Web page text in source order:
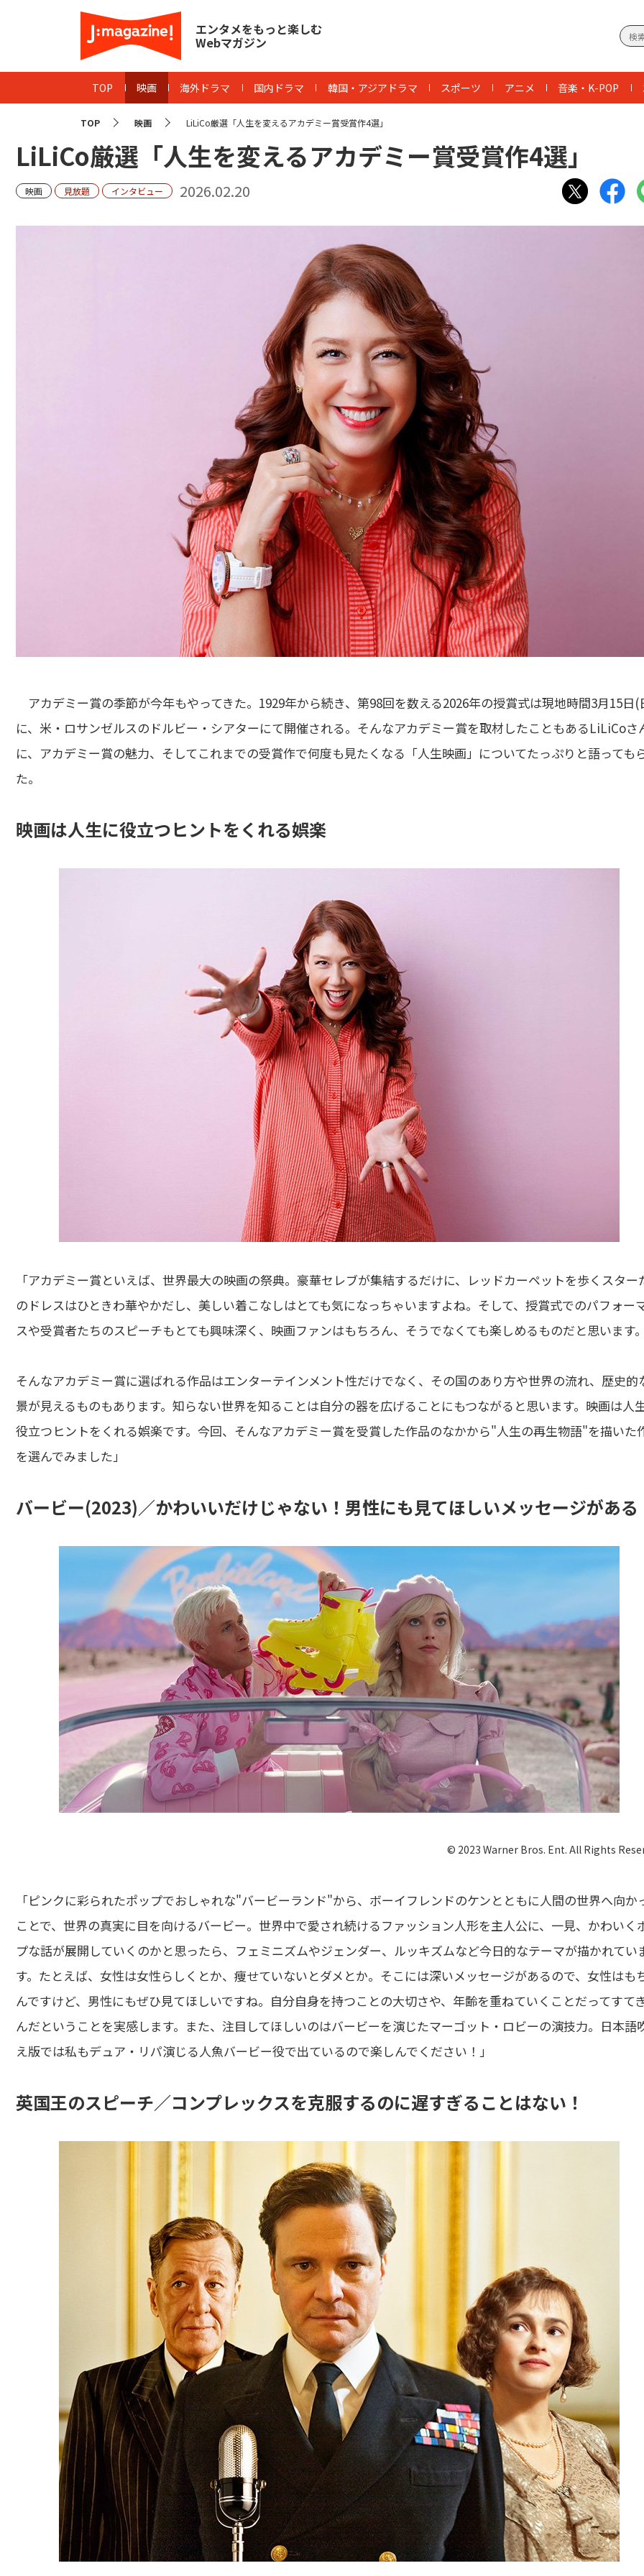
エンタメをもっと楽しむ
Webマガジン
TOP 映画 海外ドラマ 国内ドラマ 韓国・アジアドラマ スポーツ アニメ 音楽・K-POP
TOP 映画 LiLiCo厳選「人生を変えるアカデミー賞受賞作4選」
LiLiCo厳選「人生を変えるアカデミー賞受賞作4選」
映画 見放題 インタビュー 2026.02.20
アカデミー賞の季節が今年もやってきた。1929年から続き、第98回を数える2026年の授賞式は現地時間3月15日(
に、米・ロサンゼルスのドルビー・シアターにて開催される。そんなアカデミー賞を取材したこともあるLiLiCoさ
に、アカデミー賞の魅力、そしてこれまでの受賞作で何度も見たくなる「人生映画」についてたっぷりと語っても
た。
映画は人生に役立つヒントをくれる娯楽
「アカデミー賞といえば、世界最大の映画の祭典。豪華セレブが集結するだけに、レッドカーペットを歩くスター
のドレスはひときわ華やかだし、美しい着こなしはとても気になっちゃいますよね。そして、授賞式でのパフォー
スや受賞者たちのスピーチもとても興味深く、映画ファンはもちろん、そうでなくても楽しめるものだと思います
そんなアカデミー賞に選ばれる作品はエンターテインメント性だけでなく、その国のあり方や世界の流れ、歴史的
景が見えるものもあります。知らない世界を知ることは自分の器を広げることにもつながると思います。映画は人
役立つヒントをくれる娯楽です。今回、そんなアカデミー賞を受賞した作品のなかから"人生の再生物語"を描いた
を選んでみました」
バービー(2023)／かわいいだけじゃない！男性にも見てほしいメッセージがある
© 2023 Warner Bros. Ent. All Rights
「ピンクに彩られたポップでおしゃれな"バービーランド"から、ボーイフレンドのケンとともに人間の世界へ向か
ことで、世界の真実に目を向けるバービー。世界中で愛され続けるファッション人形を主人公に、一見、かわいく
プな話が展開していくのかと思ったら、フェミニズムやジェンダー、ルッキズムなど今日的なテーマが描かれてい
す。たとえば、女性は女性らしくとか、痩せていないとダメとか。そこには深いメッセージがあるので、女性はも
んですけど、男性にもぜひ見てほしいですね。自分自身を持つことの大切さや、年齢を重ねていくことだってすて
んだということを実感します。また、注目してほしいのはバービーを演じたマーゴット・ロビーの演技力。日本語
え版では私もデュア・リパ演じる人魚バービー役で出ているので楽しんでください！」
英国王のスピーチ／コンプレックスを克服するのに遅すぎることはない！